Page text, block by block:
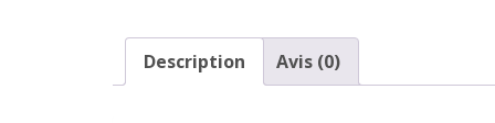
Description Avis (0)